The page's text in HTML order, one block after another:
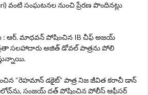
వంటి సంఘటనల నుంచి ప్రేరణ పొందినట్లు
: ఆర్‌. మాధవన్ పోషించిన IB చీఫ్ అజయ్
సలహాదారు అజిత్ డోవల్ పాత్రను పోలి
“రెహమాన్ డకైట్” పాత్ర నిజ జీవిత కరాచీ డాన్
సంజయ్ దత్ పోషించిన పోలీస్ ఆఫీసర్